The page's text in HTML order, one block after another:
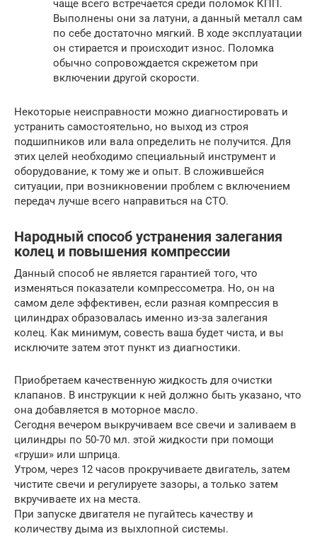
чаще всего встречается среди поломок КПП.
Выполнены они за латуни, а данный металл сам
по себе достаточно мягкий. В ходе эксплуатации
он стирается и происходит износ. Поломка
обычно сопровождается скрежетом при
включении другой скорости.
Некоторые неисправности можно диагностировать и
устранить самостоятельно, но выход из строя
подшипников или вала определить не получится. Для
этих целей необходимо специальный инструмент и
оборудование, к тому же и опыт. В сложившейся
ситуации, при возникновении проблем с включением
передач лучше всего направиться на СТО.
Народный способ устранения залегания
колец и повышения компрессии
Данный способ не является гарантией того, что
изменяться показатели компрессометра. Но, он на
самом деле эффективен, если разная компрессия в
цилиндрах образовалась именно из-за залегания
колец. Как минимум, совесть ваша будет чиста, и вы
исключите затем этот пункт из диагностики.
Приобретаем качественную жидкость для очистки
клапанов. В инструкции к ней должно быть указано, что
она добавляется в моторное масло.
Сегодня вечером выкручиваем все свечи и заливаем в
цилиндры по 50-70 мл. этой жидкости при помощи
«груши» или шприца.
Утром, через 12 часов прокручиваете двигатель, затем
чистите свечи и регулируете зазоры, а только затем
вкручиваете их на места.
При запуске двигателя не пугайтесь качеству и
количеству дыма из выхлопной системы.